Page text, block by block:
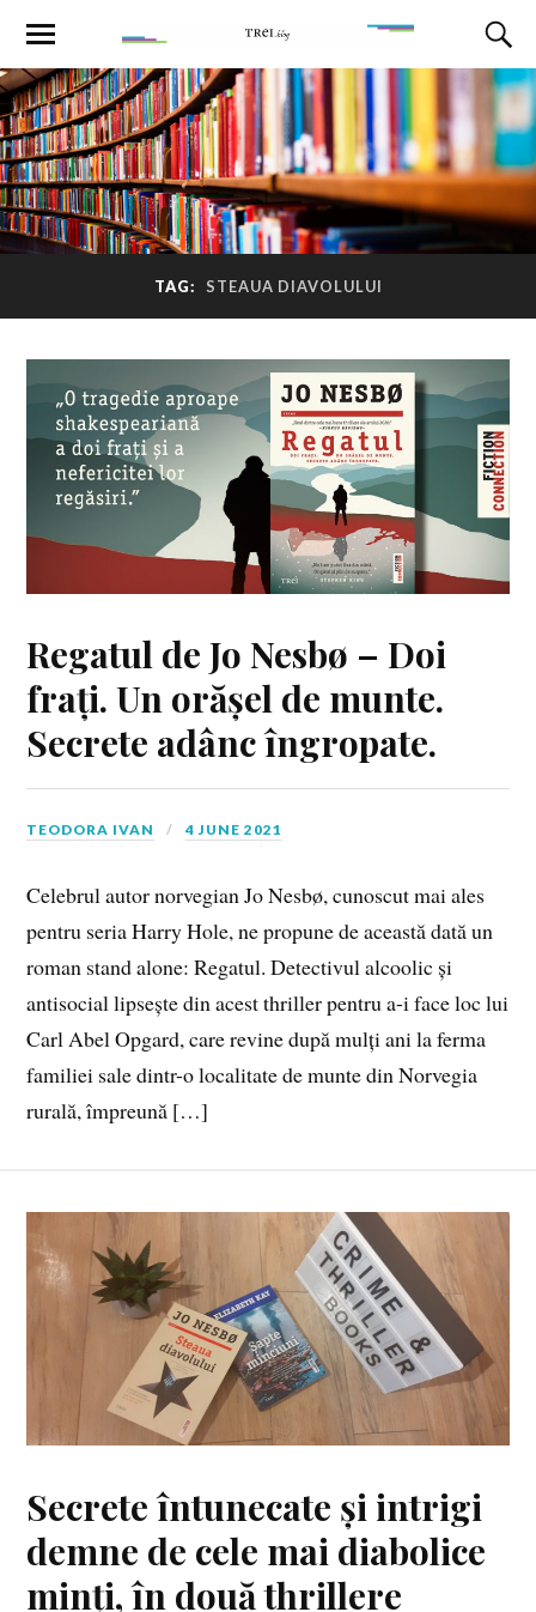
TAG: STEAUA DIAVOLULUI
Regatul de Jo Nesbø – Doi
frați. Un orășel de munte.
Secrete adânc îngropate.
TEODORA IVAN 4 JUNE 2021
Celebrul autor norvegian Jo Nesbø, cunoscut mai ales
pentru seria Harry Hole, ne propune de această dată un
roman stand alone: Regatul. Detectivul alcoolic și
antisocial lipsește din acest thriller pentru a-i face loc lui
Carl Abel Opgard, care revine după mulți ani la ferma
familiei sale dintr-o localitate de munte din Norvegia
rurală, împreună […]
Secrete întunecate și intrigi
demne de cele mai diabolice
minți, în două thrillere